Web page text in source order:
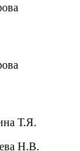
Т.Я.
Н.В.